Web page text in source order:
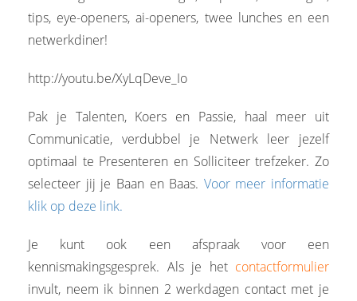
tips, eye-openers, ai-openers, twee lunches en een
netwerkdiner!
http://youtu.be/XyLqDeve_Io
Pak je Talenten, Koers en Passie, haal meer uit
Communicatie, verdubbel je Netwerk leer jezelf
optimaal te Presenteren en Solliciteer trefzeker. Zo
selecteer jij je Baan en Baas. Voor meer informatie
klik op deze link.
Je kunt ook een afspraak voor een
kennismakingsgesprek. Als je het contactformulier
invult, neem ik binnen 2 werkdagen contact met je